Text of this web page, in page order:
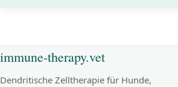
immune-therapy.vet
Dendritische Zelltherapie für Hunde,